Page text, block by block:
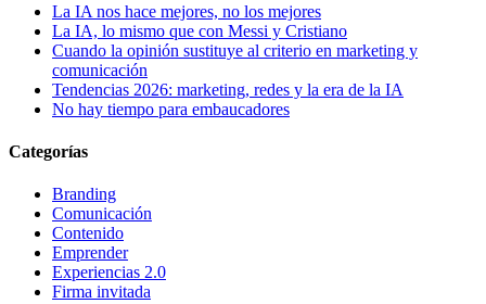
La IA nos hace mejores, no los mejores
La IA, lo mismo que con Messi y Cristiano
Cuando la opinión sustituye al criterio en marketing y
comunicación
Tendencias 2026: marketing, redes y la era de la IA
No hay tiempo para embaucadores
Categorías
Branding
Comunicación
Contenido
Emprender
Experiencias 2.0
Firma invitada